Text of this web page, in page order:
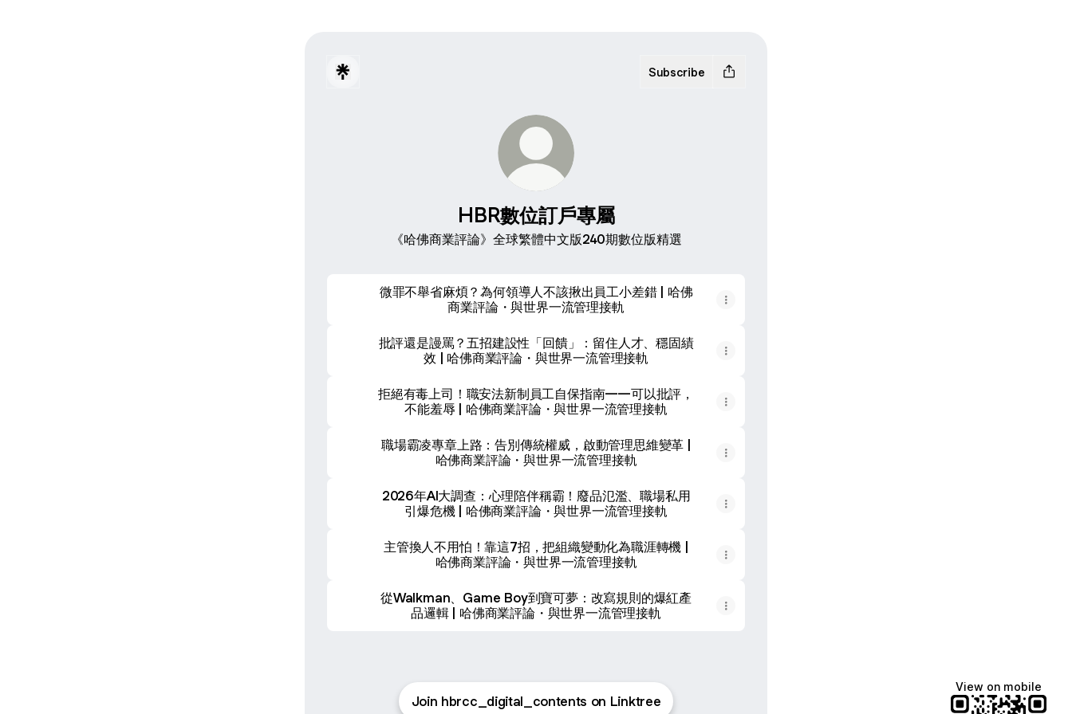
Subscribe
HBR數位訂戶專屬
《哈佛商業評論》全球繁體中文版240期數位版精選
微罪不舉省麻煩？為何領導人不該揪出員工小差錯 | 哈佛
商業評論・與世界一流管理接軌
批評還是謾罵？五招建設性「回饋」：留住人才、穩固績
效 | 哈佛商業評論・與世界一流管理接軌
拒絕有毒上司！職安法新制員工自保指南——可以批評，
不能羞辱 | 哈佛商業評論・與世界一流管理接軌
職場霸凌專章上路：告別傳統權威，啟動管理思維變革 |
哈佛商業評論・與世界一流管理接軌
2026年AI大調查：心理陪伴稱霸！廢品氾濫、職場私用
引爆危機 | 哈佛商業評論・與世界一流管理接軌
主管換人不用怕！靠這7招，把組織變動化為職涯轉機 |
哈佛商業評論・與世界一流管理接軌
從Walkman、Game Boy到寶可夢：改寫規則的爆紅產
品邏輯 | 哈佛商業評論・與世界一流管理接軌
Join hbrcc_digital_contents on Linktree
View on mobile